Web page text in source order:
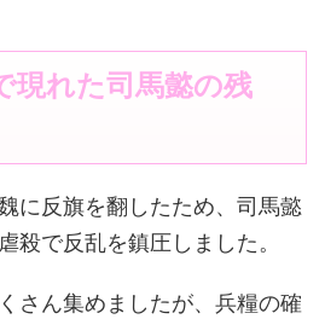
現れた司馬懿の残
に反旗を翻したため、司馬懿
殺で反乱を鎮圧しました。
さん集めましたが、兵糧の確